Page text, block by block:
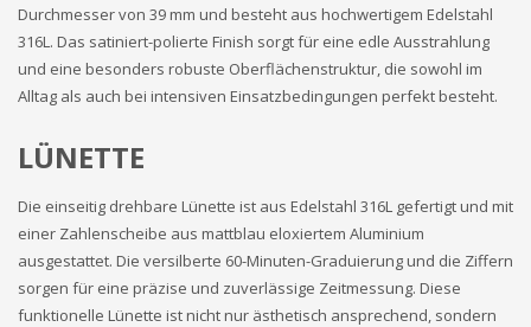
Durchmesser von 39 mm und besteht aus hochwertigem Edelstahl
316L. Das satiniert-polierte Finish sorgt für eine edle Ausstrahlung
und eine besonders robuste Oberflächenstruktur, die sowohl im
Alltag als auch bei intensiven Einsatzbedingungen perfekt besteht.
LÜNETTE
Die einseitig drehbare Lünette ist aus Edelstahl 316L gefertigt und mit
einer Zahlenscheibe aus mattblau eloxiertem Aluminium
ausgestattet. Die versilberte 60-Minuten-Graduierung und die Ziffern
sorgen für eine präzise und zuverlässige Zeitmessung. Diese
funktionelle Lünette ist nicht nur ästhetisch ansprechend, sondern